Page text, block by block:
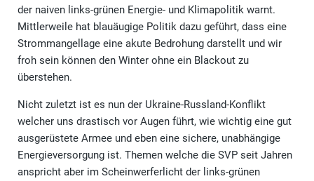
der naiven links-grünen Energie- und Klimapolitik warnt.
Mittlerweile hat blauäugige Politik dazu geführt, dass eine
Strommangellage eine akute Bedrohung darstellt und wir
froh sein können den Winter ohne ein Blackout zu
überstehen.
Nicht zuletzt ist es nun der Ukraine-Russland-Konflikt
welcher uns drastisch vor Augen führt, wie wichtig eine gut
ausgerüstete Armee und eben eine sichere, unabhängige
Energieversorgung ist. Themen welche die SVP seit Jahren
anspricht aber im Scheinwerferlicht der links-grünen